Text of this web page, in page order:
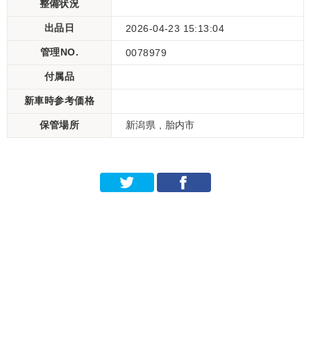
整備状況
出品日 2026-04-23 15:13:04
管理NO. 0078979
付属品
新車時参考価格
保管場所 新潟県 , 胎内市